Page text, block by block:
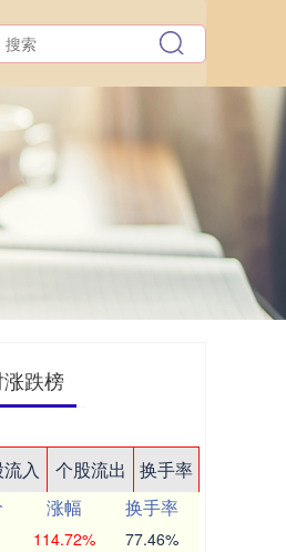
跌榜
入 个股流出
换手率
涨幅
换手率
114.72% 77.46%